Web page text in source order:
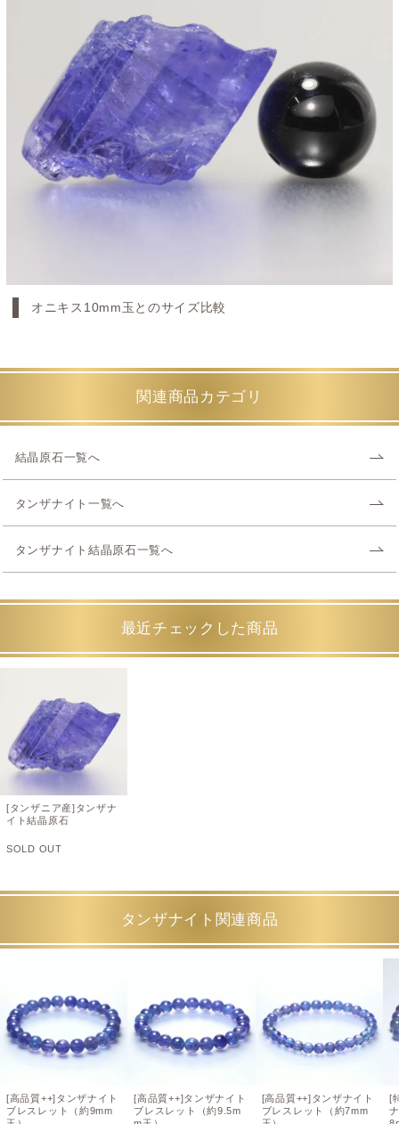
オニキス10mm玉とのサイズ比較
関連商品カテゴリ
結晶原石一覧へ
タンザナイト一覧へ
タンザナイト結晶原石一覧へ
最近チェックした商品
[タンザニア産]タンザナ
イト結晶原石
SOLD OUT
タンザナイト関連商品
[高品質++]タンザナイト
ブレスレット（約9mm
[高品質++]タンザナイト
ブレスレット（約9.5m
[高品質++]タンザナイト
ブレスレット（約7mm
[